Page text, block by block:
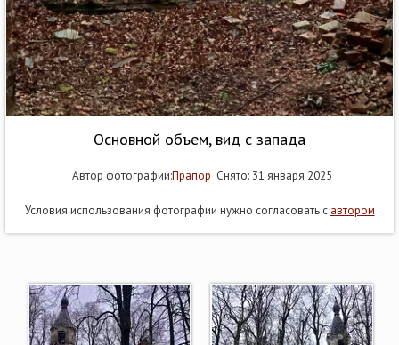
Основной объем, вид с запада
Автор фотографии:Прапор Снято: 31 января 2025
Условия использования фотографии нужно согласовать с автором